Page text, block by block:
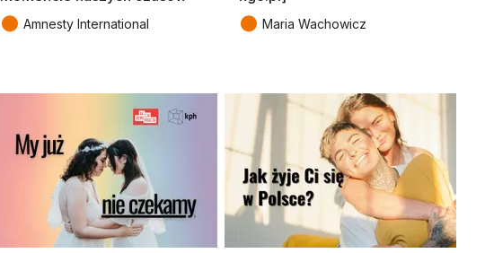
● Amnesty International ● Maria Wachowicz